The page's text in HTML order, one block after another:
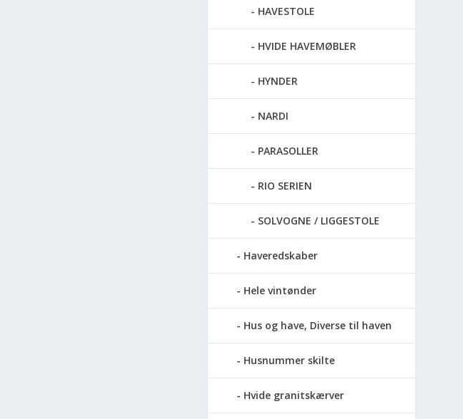
HAVESTOLE
HVIDE HAVEMØBLER
HYNDER
NARDI
PARASOLLER
RIO SERIEN
SOLVOGNE / LIGGESTOLE
Haveredskaber
Hele vintønder
Hus og have, Diverse til haven
Husnummer skilte
Hvide granitskærver